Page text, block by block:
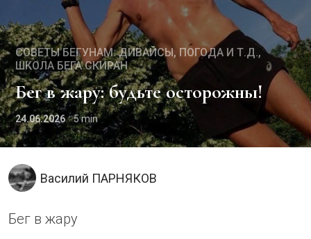
СОВЕТЫ БЕГУНАМ: ДИВАЙСЫ, ПОГОДА И Т.Д.
ШКОЛА БЕГА СКИРАН
Бег в жару: будьте осторожны!
24.06.2026 5
Василий ПАРНЯКОВ
Бег в жару